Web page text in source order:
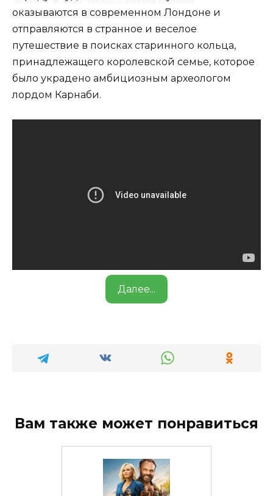
оказываются в современном Лондоне и
отправляются в странное и веселое
путешествие в поисках старинного кольца,
принадлежащего королевской семье, которое
было украдено амбициозным археологом
лордом Карнаби.
Далее...
Вам также может понравиться